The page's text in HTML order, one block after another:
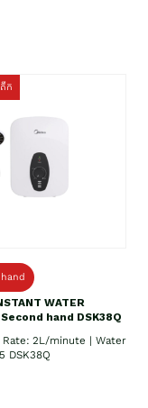
ក
WATER
Second hand DSK38Q
Rate: 2L/minute | Water
DSK38Q